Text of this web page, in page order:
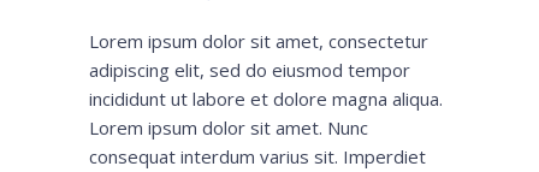
Lorem ipsum dolor sit amet, consectetur
adipiscing elit, sed do eiusmod tempor
incididunt ut labore et dolore magna aliqua.
Lorem ipsum dolor sit amet. Nunc
consequat interdum varius sit. Imperdiet